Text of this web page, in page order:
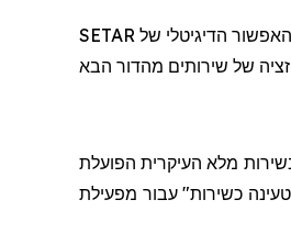
SETAR משתמשת בפתרון האפשור הדיגיטלי של Mavenir כדי ליישם מערכת חיוב אחודה, מרובת דיירים מוכנה לעתיד, כדי לייעל את הפעילות, להאיץ את זמן ההגעה לשוק ולאפשר
של שירותים מהדור הבא
מלא העיקרית הפועלת
כשירות" עבור מפעילת